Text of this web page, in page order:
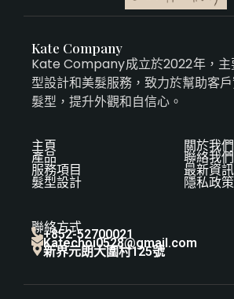
Kate Company
Kate Company成立於2022年，主
型設計和美髮服務，致力於幫助客
髮型，提升外觀和自信心。
主頁
產品
服務項目
髮型設計
關於我們
聯絡我們
最新資訊
隱私政策
聯絡方式
+852-52700021
Katechoi0528@gmail.com
新界元朗大圍村125號